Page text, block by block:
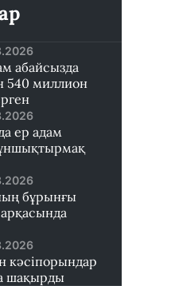
абайсызда
540 миллион
ер адам
бұрынғы
кәсіпорындар
шақырды